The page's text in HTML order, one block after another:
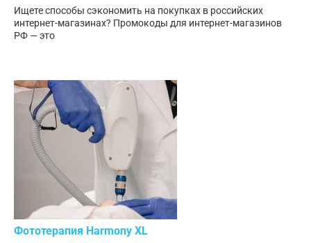
Ищете способы сэкономить на покупках в российских
интернет-магазинах? Промокоды для интернет-магазинов
РФ — это
Фототерапия Harmony XL